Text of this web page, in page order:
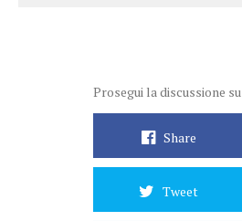
Prosegui la discussione su
Share
Tweet